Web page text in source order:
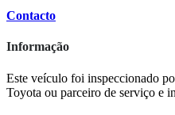
Contacto
Informação
Este veículo foi inspeccionado
Toyota ou parceiro de serviço e